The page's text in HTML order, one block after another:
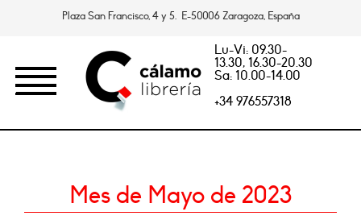
Plaza San Francisco, 4 y 5. E-50006 Zaragoza, España
Lu-Vi: 09.30-
13.30, 16.30-20.30
Sa: 10.00-14.00
+34 976557318
Mes de Mayo de 2023